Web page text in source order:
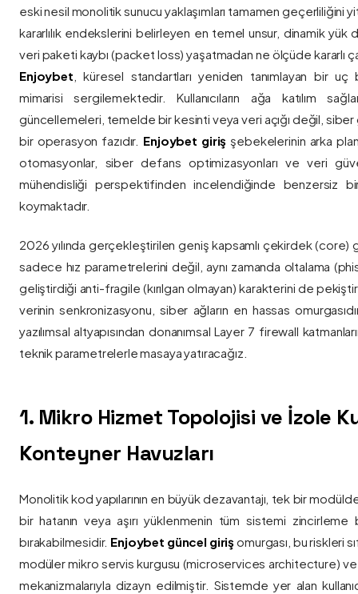
eski nesil monolitik sunucu yaklaşımları tamamen geçerliliğini
kararlılık endekslerini belirleyen en temel unsur, dinamik yük
veri paketi kaybı (packet loss) yaşatmadan ne ölçüde kararlı
Enjoybet , küresel standartları yeniden tanımlayan bir
mimarisi sergilemektedir. Kullanıcıların ağa katılım
güncellemeleri, temelde bir kesinti veya veri açığı değil, siber
bir operasyon fazıdır. Enjoybet giriş şebekelerinin arka
otomasyonlar, siber defans optimizasyonları ve veri
mühendisliği perspektifinden incelendiğinde benzersiz
koymaktadır.
2026 yılında gerçekleştirilen geniş kapsamlı çekirdek
sadece hız parametrelerini değil, aynı zamanda oltalama
geliştirdiği anti-fragile (kırılgan olmayan) karakterini de
verinin senkronizasyonu, siber ağların en hassas
yazılımsal altyapısından donanımsal Layer 7 firewall
teknik parametrelerle masaya yatıracağız.
1. Mikro Hizmet Topolojisi ve İzole
Konteyner Havuzları
Monolitik kod yapılarının en büyük dezavantajı, tek bir
bir hatanın veya aşırı yüklenmenin tüm sistemi zincirleme
bırakabilmesidir. Enjoybet güncel giriş omurgası, bu riskleri
modüler mikro servis kurgusu (microservices architecture)
mekanizmalarıyla dizayn edilmiştir. Sistemde yer alan